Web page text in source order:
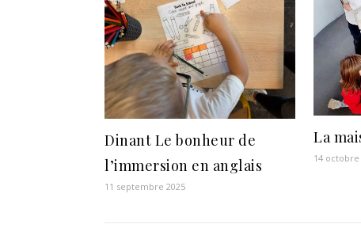
Dinant Le bonheur de
l’immersion en anglais
11 septembre 2025
La
14 octobre